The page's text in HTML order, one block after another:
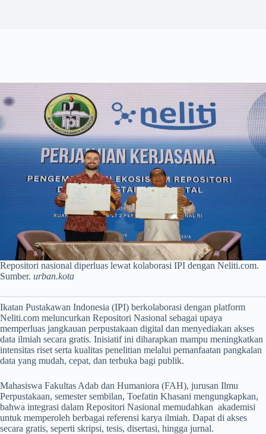
Repositori nasional diperluas lewat kolaborasi IPI dengan Neliti.com.
Sumber. urban.kota
Ikatan Pustakawan Indonesia (IPI) berkolaborasi dengan platform
Neliti.com meluncurkan Repositori Nasional sebagai upaya
memperluas jangkauan perpustakaan digital dan menyediakan akses
data ilmiah secara gratis. Inisiatif ini diharapkan mampu meningkatkan
intensitas riset serta kualitas penelitian melalui pemanfaatan pangkalan
data yang mudah, cepat, dan terbuka bagi publik.
Mahasiswa Fakultas Adab dan Humaniora (FAH), jurusan Ilmu
Perpustakaan, semester sembilan, Toefatin Khasani mengungkapkan,
bahwa integrasi dalam Repositori Nasional memudahkan akademisi
untuk memperoleh berbagai referensi karya ilmiah. Dapat di akses
secara gratis, seperti skripsi, tesis, disertasi, hingga jurnal.